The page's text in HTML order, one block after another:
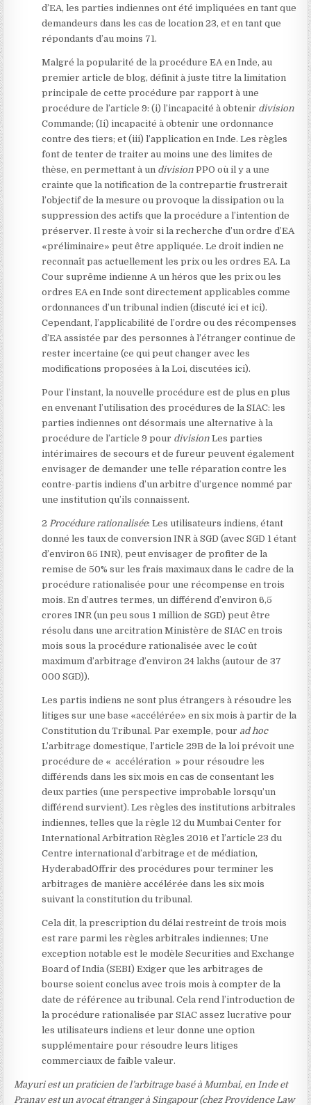
d’EA, les parties indiennes ont été impliquées en tant que
demandeurs dans les cas de location 23, et en tant que
répondants d’au moins 71.
Malgré la popularité de la procédure EA en Inde, au
premier article de blog, définit à juste titre la limitation
principale de cette procédure par rapport à une
procédure de l’article 9: (i) l’incapacité à obtenir division
Commande; (Ii) incapacité à obtenir une ordonnance
contre des tiers; et (iii) l’application en Inde. Les règles
font de tenter de traiter au moins une des limites de
thèse, en permettant à un division PPO où il y a une
crainte que la notification de la contrepartie frustrerait
l’objectif de la mesure ou provoque la dissipation ou la
suppression des actifs que la procédure a l’intention de
préserver. Il reste à voir si la recherche d’un ordre d’EA
«préliminaire» peut être appliquée. Le droit indien ne
reconnaît pas actuellement les prix ou les ordres EA. La
Cour suprême indienne A un héros que les prix ou les
ordres EA en Inde sont directement applicables comme
ordonnances d’un tribunal indien (discuté ici et ici).
Cependant, l’applicabilité de l’ordre ou des récompenses
d’EA assistée par des personnes à l’étranger continue de
rester incertaine (ce qui peut changer avec les
modifications proposées à la Loi, discutées ici).
Pour l’instant, la nouvelle procédure est de plus en plus
en envenant l’utilisation des procédures de la SIAC: les
parties indiennes ont désormais une alternative à la
procédure de l’article 9 pour divisionLes parties
intérimaires de secours et de fureur peuvent également
envisager de demander une telle réparation contre les
contre-partis indiens d’un arbitre d’urgence nommé par
une institution qu’ils connaissent.
2Procédure rationalisée: Les utilisateurs indiens, étant
donné les taux de conversion INR à SGD (avec SGD 1 étant
d’environ 65 INR), peut envisager de profiter de la
remise de 50% sur les frais maximaux dans le cadre de la
procédure rationalisée pour une récompense en trois
mois. En d’autres termes, un différend d’environ 6,5
crores INR (un peu sous 1 million de SGD) peut être
résolu dans une arcitration Ministère de SIAC en trois
mois sous la procédure rationalisée avec le coût
maximum d’arbitrage d’environ 24 lakhs (autour de 37
000 SGD)).
Les partis indiens ne sont plus étrangers à résoudre les
litiges sur une base «accélérée» en six mois à partir de la
Constitution du Tribunal. Par exemple, pour ad hoc
L’arbitrage domestique, l’article 29B de la loi prévoit une
procédure de « accélération » pour résoudre les
différends dans les six mois en cas de consentant les
deux parties (une perspective improbable lorsqu’un
différend survient). Les règles des institutions arbitrales
indiennes, telles que la règle 12 du Mumbai Center for
International Arbitration Règles 2016 et l’article 23 du
Centre international d’arbitrage et de médiation,
HyderabadOffrir des procédures pour terminer les
arbitrages de manière accélérée dans les six mois
suivant la constitution du tribunal.
Cela dit, la prescription du délai restreint de trois mois
est rare parmi les règles arbitrales indiennes; Une
exception notable est le modèle Securities and Exchange
Board of India (SEBI) Exiger que les arbitrages de
bourse soient conclus avec trois mois à compter de la
date de référence au tribunal. Cela rend l’introduction de
la procédure rationalisée par SIAC assez lucrative pour
les utilisateurs indiens et leur donne une option
supplémentaire pour résoudre leurs litiges
commerciaux de faible valeur.
Mayuri est un praticien de l’arbitrage basé à Mumbai, en Inde et
Pranav est un avocat étranger à Singapour (chez Providence Law